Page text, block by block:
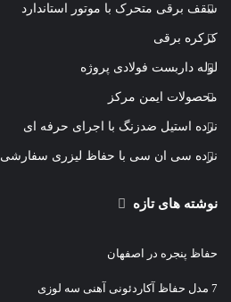
سقف برقی متحرک با موتور استاندارد
کرکره برقی
لوله داربست فولادی پروژه
محصولات ایمن مرکز
نرده استیل ضدزنگ با اجرای حرفه ای
نرده سی ان سی با حفاظ لیزری سفارشی
نوشته های تازه
حفاظ پنجره در اصفهان
7 مدل حفاظ آکاردئونی آهنی سه لوزی